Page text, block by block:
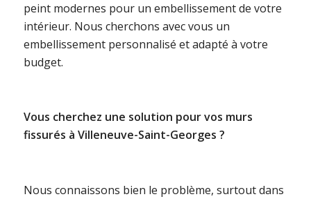
peint modernes pour un embellissement de votre
intérieur. Nous cherchons avec vous un
embellissement personnalisé et adapté à votre
budget.
Vous cherchez une solution pour vos murs
fissurés à Villeneuve-Saint-Georges ?
Nous connaissons bien le problème, surtout dans